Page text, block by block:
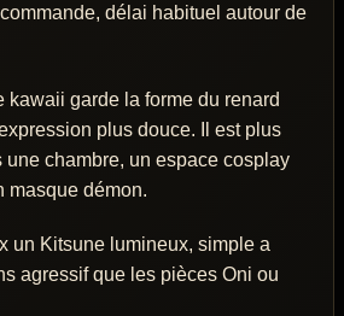
délai habituel autour de
kawaii garde la forme du renard
plus douce. Il est plus
chambre, un espace cosplay
masque démon.
un Kitsune lumineux, simple a
agressif que les pièces Oni ou